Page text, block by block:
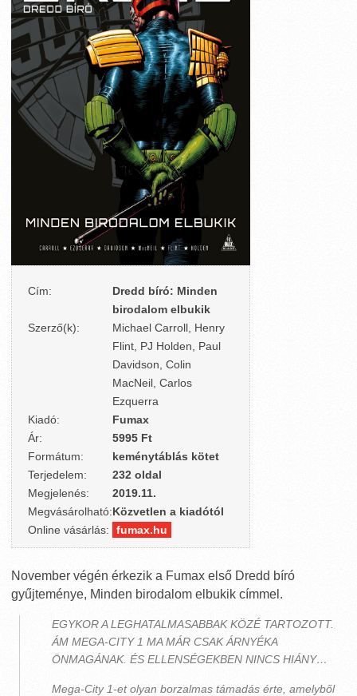
Cím:
Dredd bíró: Minden
birodalom elbukik
Szerző(k):
Michael Carroll, Henry
Flint, PJ Holden, Paul
Davidson, Colin
MacNeil, Carlos
Ezquerra
Kiadó:
Fumax
Ár:
5995 Ft
Formátum:
keménytáblás kötet
Terjedelem:
232 oldal
Megjelenés:
2019.11.
Megvásárolható:Közvetlen a kiadótól
Online vásárlás:
fumax.hu
November végén érkezik a Fumax első Dredd bíró
gyűjteménye, Minden birodalom elbukik címmel.
EGYKOR A LEGHATALMASABBAK KÖZÉ TARTOZOTT.
ÁM MEGA-CITY 1 MA MÁR CSAK ÁRNYÉKA
ÖNMAGÁNAK. ÉS ELLENSÉGEKBEN NINCS HIÁNY…
Mega-City 1-et olyan borzalmas támadás érte, amelyből